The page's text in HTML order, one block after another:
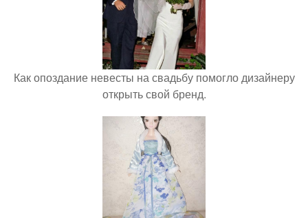
Как опоздание невесты на свадьбу помогло дизайнеру
открыть свой бренд.